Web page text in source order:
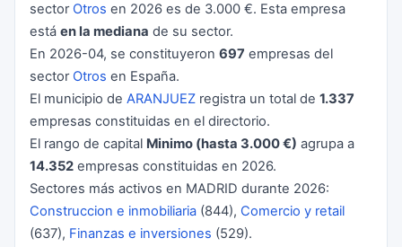
sector Otros en 2026 es de 3.000 €. Esta empresa
está en la mediana de su sector.
En 2026-04, se constituyeron 697 empresas del
sector Otros en España.
El municipio de ARANJUEZ registra un total de 1.337
empresas constituidas en el directorio.
El rango de capital Minimo (hasta 3.000 €) agrupa a
14.352 empresas constituidas en 2026.
Sectores más activos en MADRID durante 2026:
Construccion e inmobiliaria (844), Comercio y retail
(637), Finanzas e inversiones (529).